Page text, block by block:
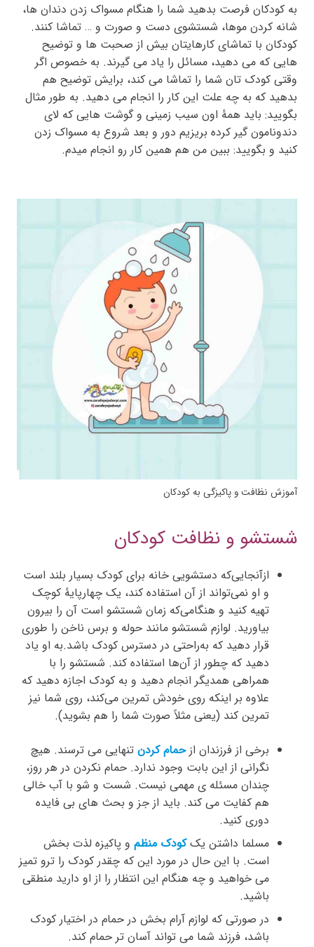
به کودکان فرصت بدهید شما را هنگام مسواک زدن دندان ها،
شانه کردن موها، شستشوی دست و صورت و … تماشا کنند.
کودکان با تماشای کارهایتان بیش از صحبت ها و توضیح
هایی که می دهید، مسائل را یاد می گیرند. به خصوص اگر
وقتی کودک تان شما را تماشا می کند، برایش توضیح هم
بدهید که به چه علت این کار را انجام می دهید. به طور مثال
بگویید: باید همۀ اون سیب زمینی و گوشت هایی که لای
دندونامون گیر کرده بریزیم دور و بعد شروع به مسواک زدن
کنید و بگویید: ببین من هم همین کار رو انجام میدم.
آموزش نظافت و پاکیزگی به کودکان
شستشو و نظافت کودکان
ازآنجایی‌که دستشویی خانه برای کودک بسیار بلند است
و او نمی‌تواند از آن استفاده کند، یک چهارپایۀ کوچک
تهیه کنید و هنگامی‌که زمان شستشو است آن را بیرون
بیاورید. لوازم شستشو مانند حوله و برس ناخن را طوری
قرار دهید که به‌راحتی در دسترس کودک باشد.به او یاد
دهید که چطور از آن‌ها استفاده کند. شستشو را با
همراهی همدیگر انجام دهید و به کودک اجازه دهید که
علاوه بر اینکه روی خودش تمرین می‌کند، روی شما نیز
تمرین کند (یعنی مثلاً صورت شما را هم بشوید).
برخی از فرزندان ازحمام کردن تنهایی می ترسند. هیچ
نگرانی از این بابت وجود ندارد. حمام نکردن در هر روز،
چندان مسئله ی مهمی نیست. شست و شو با آب خالی
هم کفایت می کند. باید از جز و بحث های بی فایده
دوری کنید.
مسلما داشتن یککودک منظم و پاکیزه لذت بخش
است. با این حال در مورد این که چقدر کودک را ترو تمیز
می خواهید و چه هنگام این انتظار را از او دارید منطقی
باشید.
در صورتی که لوازم آرام بخش در حمام در اختیار کودک
باشد، فرزند شما می تواند آسان تر حمام کند.